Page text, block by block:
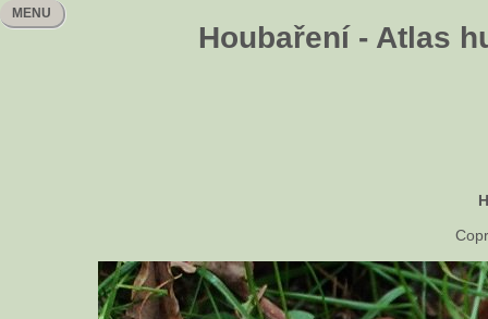
Houbaření - Atlas
MENU